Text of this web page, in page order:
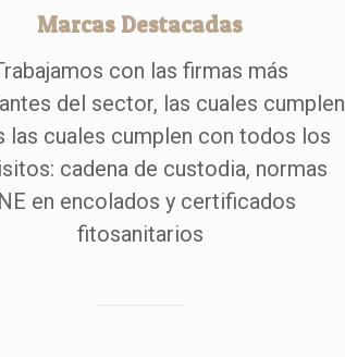
Marcas Destacadas
con las firmas más
del sector, las cuales cumplen
las cuales cumplen con todos los
cadena de custodia, normas
en encolados y certificados
fitosanitarios